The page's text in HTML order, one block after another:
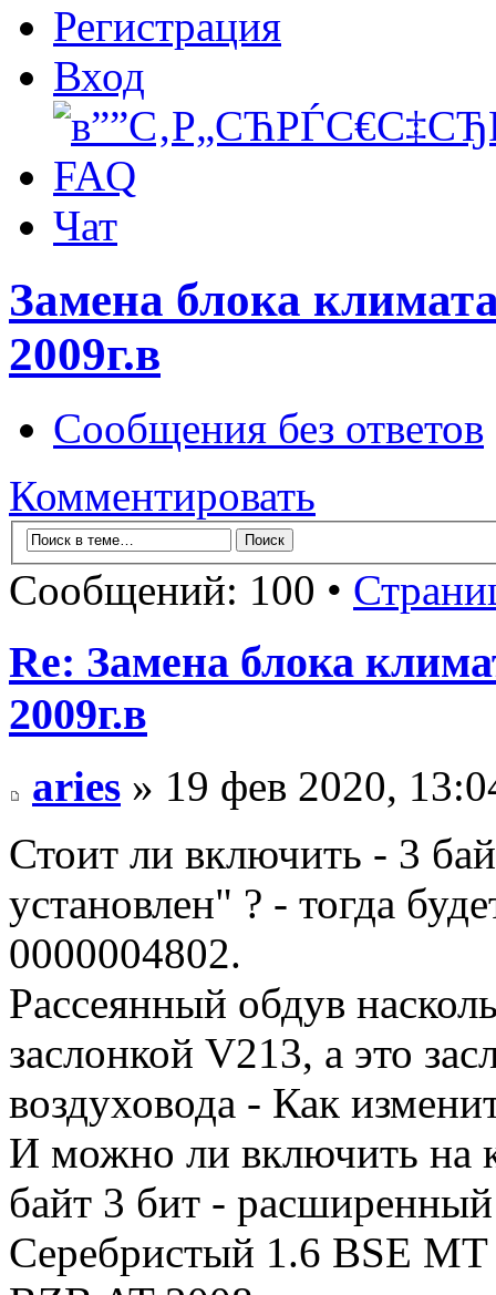
Регистрация
Вход
FAQ
Чат
Замена блока
2009г.в
Сообщения без ответов
Комментировать
Сообщений: 100 •
Re: Замена блока
2009г.в
aries » 19 фев 2020,
Стоит ли включить - 3
установлен" ? - тогда
0000004802.
Рассеянный обдув
заслонкой V213, а это
воздуховода - Как
И можно ли включить на
байт 3 бит -
Серебристый 1.6 BSE